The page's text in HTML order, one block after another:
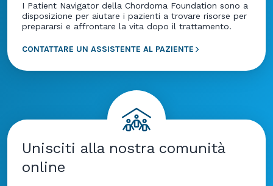
I Patient Navigator della Chordoma Foundation sono a
disposizione per aiutare i pazienti a trovare risorse per
prepararsi e affrontare la vita dopo il trattamento.
CONTATTARE UN ASSISTENTE AL PAZIENTE
Unisciti alla nostra comunità
online